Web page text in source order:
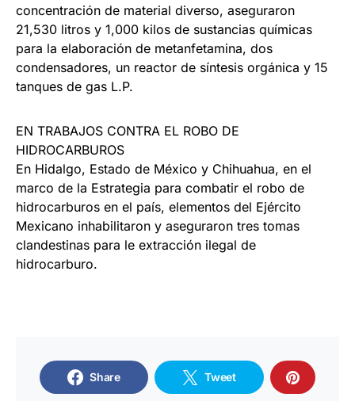
concentración de material diverso, aseguraron
21,530 litros y 1,000 kilos de sustancias químicas
para la elaboración de metanfetamina, dos
condensadores, un reactor de síntesis orgánica y 15
tanques de gas L.P.
EN TRABAJOS CONTRA EL ROBO DE
HIDROCARBUROS
En Hidalgo, Estado de México y Chihuahua, en el
marco de la Estrategia para combatir el robo de
hidrocarburos en el país, elementos del Ejército
Mexicano inhabilitaron y aseguraron tres tomas
clandestinas para le extracción ilegal de
hidrocarburo.
Share Tweet